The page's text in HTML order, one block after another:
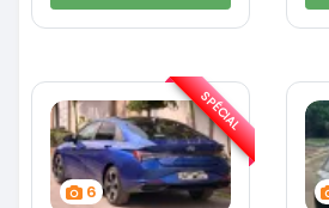
6
SPÉCIAL